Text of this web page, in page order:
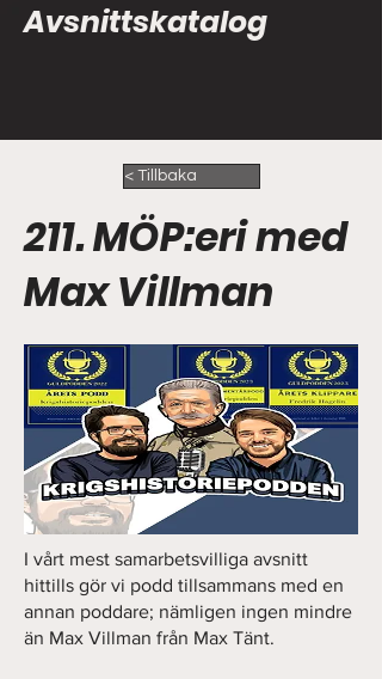
Avsnittskatalog
< Tillbaka
211. MÖP:eri med
Max Villman
I vårt mest samarbetsvilliga avsnitt
hittills gör vi podd tillsammans med en
annan poddare; nämligen ingen mindre
än Max Villman från Max Tänt.